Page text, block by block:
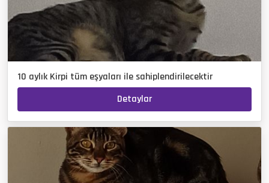
10 aylık Kirpi tüm eşyaları ile sahiplendirilecektir
Detaylar